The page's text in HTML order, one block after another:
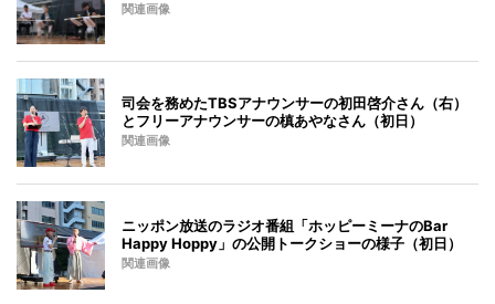
関連画像
司会を務めたTBSアナウンサーの初田啓介さん（右）
とフリーアナウンサーの槙あやなさん（初日）
関連画像
ニッポン放送のラジオ番組「ホッピーミーナのBar
Happy Hoppy」の公開トークショーの様子（初日）
関連画像